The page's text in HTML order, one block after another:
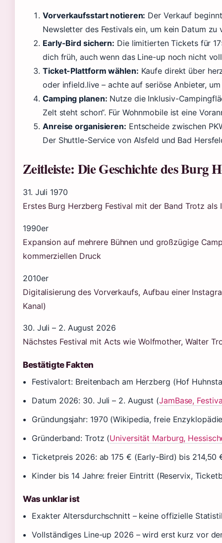
Vorverkaufsstart notieren: Der Verkauf
Newsletter des Festivals ein, um kein Datum zu
Early-Bird sichern: Die limitierten Tickets für
dich früh, auch wenn das Line-up noch nicht
Ticket-Plattform wählen: Kaufe direkt über
oder infield.live – achte auf seriöse Anbieter,
Camping planen: Nutze die Inklusiv-
Zelt steht schon“. Für Wohnmobile ist eine
Anreise organisieren: Entscheide zwischen
Der Shuttle-Service von Alsfeld und Bad
Zeitleiste: Die Geschichte des Burg
31. Juli 1970
Erstes Burg Herzberg Festival mit der Band Trotz
1990er
Expansion auf mehrere Bühnen und großzügige
kommerziellen Druck
2010er
Digitalisierung des Vorverkaufs, Aufbau einer
Kanal)
30. Juli – 2. August 2026
Nächstes Festival mit Acts wie Wolfmother, Walter
Bestätigte Fakten
Festivalort: Breitenbach am Herzberg (Hof
Datum 2026: 30. Juli – 2. August (JamBase,
Gründungsjahr: 1970 (Wikipedia, freie
Gründerband: Trotz (Universität Marburg,
Ticketpreis 2026: ab 175 € (Early-Bird) bis
Kinder bis 14 Jahre: freier Eintritt (Reservix,
Was unklar ist
Exakter Altersdurchschnitt – keine offizielle
Vollständiges Line-up 2026 – wird erst kurz vor